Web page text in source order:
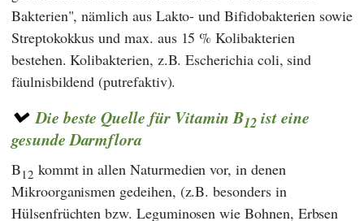
Bakterien", nämlich aus Lakto- und Bifidobakterien sowie
Streptokokkus und max. aus 15 % Kolibakterien
bestehen. Kolibakterien, z.B. Escherichia coli, sind
fäulnisbildend (putrefaktiv).
Die beste Quelle für Vitamin B12 ist eine
gesunde Darmflora
B12 kommt in allen Naturmedien vor, in denen
Mikroorganismen gedeihen, (z.B. besonders in
Hülsenfrüchten bzw. Leguminosen wie Bohnen, Erbsen